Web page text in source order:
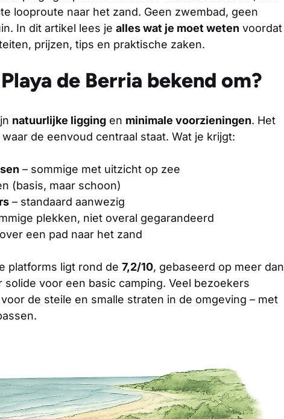
looproute naar het zand. Geen zwembad, geen
In dit artikel lees je alles wat je moet weten voordat
prijzen, tips en praktische zaken.
de Berria bekend om?
natuurlijke ligging en minimale voorzieningen. Het
de eenvoud centraal staat. Wat je krijgt:
– sommige met uitzicht op zee
(basis, maar schoon)
– standaard aanwezig
plekken, niet overal gegarandeerd
een pad naar het zand
platforms ligt rond de 7,2/10, gebaseerd op meer dan
solide voor een basic camping. Veel bezoekers
de steile en smalle straten in de omgeving – met